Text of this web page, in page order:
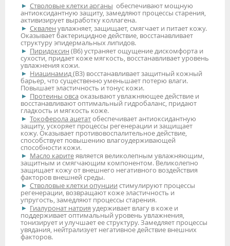
Стволовые клетки арганы обеспечивают мощную
антиоксидантную защиту, замедляют процессы старения,
активизирует выработку коллагена.
Сквален увлажняет, защищает, смягчает и питает кожу.
Оказывает бактерицидное действие, восстанавливает
структуру эпидермальных липидов.
Пиридоксин (В6) устраняет ощущение дискомфорта и
сухости, придает коже мягкость, восстанавливает уровень
увлажнения кожи.
Ниацинамид(В3) восстанавливает защитный кожный
барьер, что существенно уменьшает потерю влаги.
Повышает эластичность и тонус кожи.
Протеины овса оказывают увлажняющее действие и
восстанавливают оптимальный гидробаланс, придают
гладкость и мягкость коже.
Токоферола ацетатобеспечивает антиоксидантную
защиту, ускоряет процессы регенерации и защищает
кожу. Оказывает противовоспалительное действие,
способствует повышению влагоудерживающей
способности кожи.
Масло каритеявляется великолепным увлажняющим,
защитным и смягчающим компонентом. Великолепно
защищает кожу от внешнего негативного воздействия
факторов внешней среды.
Стволовые клетки опунции стимулируют процессы
регенерации, возвращают коже эластичность и
упругость, замедляют процессы старения.
Гиалуронат натрия удерживает влагу в коже и
поддерживает оптимальный уровень увлажнения,
тонизирует и улучшает ее структуру. Замедляет процессы
увядания, нейтрализует негативное действие внешних
факторов.